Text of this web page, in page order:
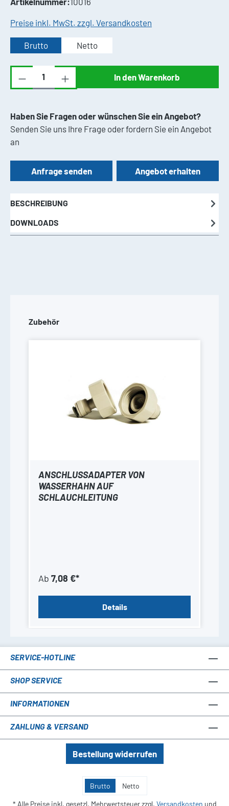
Preise inkl. MwSt. zzgl. Versandkosten
Brutto Netto
Produkt Anzahl: Gib den gewünschten
In den Warenkorb
Haben Sie Fragen oder wünschen Sie ein Angebot?
Senden Sie uns Ihre Frage oder fordern Sie ein Angebot
an
Anfrage senden Angebot erhalten
BESCHREIBUNG
DOWNLOADS
Produktgalerie überspringen
Zubehör
ANSCHLUSSADAPTER VON
WASSERHAHN AUF
SCHLAUCHLEITUNG
Ab 7,08 €*
Details
SERVICE-HOTLINE
SHOP SERVICE
INFORMATIONEN
ZAHLUNG & VERSAND
Bestellung widerrufen
Brutto Netto
* Alle Preise inkl. gesetzl. Mehrwertsteuer zzgl. Versandkosten und